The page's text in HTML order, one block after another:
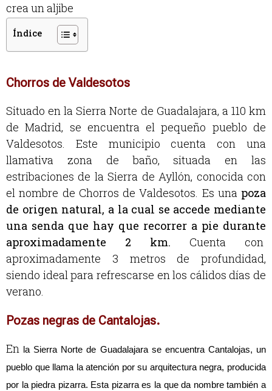
crea un aljibe
Índice
Chorros de Valdesotos
Situado en la Sierra Norte de Guadalajara, a 110 km
de Madrid, se encuentra el pequeño pueblo de
Valdesotos. Este municipio cuenta con una
llamativa zona de baño, situada en las
estribaciones de la Sierra de Ayllón, conocida con
el nombre de Chorros de Valdesotos. Es una poza
de origen natural, a la cual se accede mediante
una senda que hay que recorrer a pie durante
aproximadamente 2 km. Cuenta con
aproximadamente 3 metros de profundidad,
siendo ideal para refrescarse en los cálidos días de
verano.
Pozas negras de Cantalojas.
En la Sierra Norte de Guadalajara se encuentra Cantalojas, un
pueblo que llama la atención por su arquitectura negra, producida
por la piedra pizarra. Esta pizarra es la que da nombre también a